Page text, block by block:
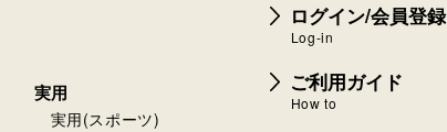
実用
実用(スポーツ)
ログイン/会員登録
Log-in
ご利用ガイド
How to